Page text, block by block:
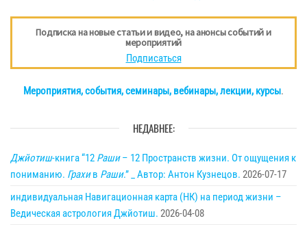
Подписка на новые статьи и видео, на анонсы событий и
мероприятий
Подписаться
Мероприятия, события, семинары, вебинары, лекции, курсы.
НЕДАВНЕЕ:
Джйотиш-книга “12 Раши– 12 Пространств жизни. От ощущения к
пониманию. Грахив Раши.” _ Автор: Антон Кузнецов. 2026-07-17
индивидуальная Навигационная карта (НК) на период жизни –
Ведическая астрология Джйотиш. 2026-04-08